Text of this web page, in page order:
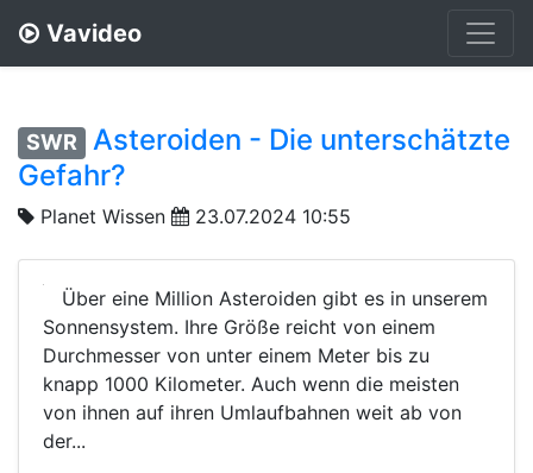
Vavideo
SWR
Asteroiden - Die unterschätzte
Gefahr?
Planet Wissen 23.07.2024 10:55
Über eine Million Asteroiden gibt es in unserem
Sonnensystem. Ihre Größe reicht von einem
Durchmesser von unter einem Meter bis zu
knapp 1000 Kilometer. Auch wenn die meisten
von ihnen auf ihren Umlaufbahnen weit ab von
der...